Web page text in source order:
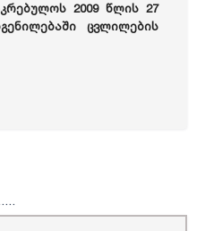
2009 წლის 27
ცვლილების
...